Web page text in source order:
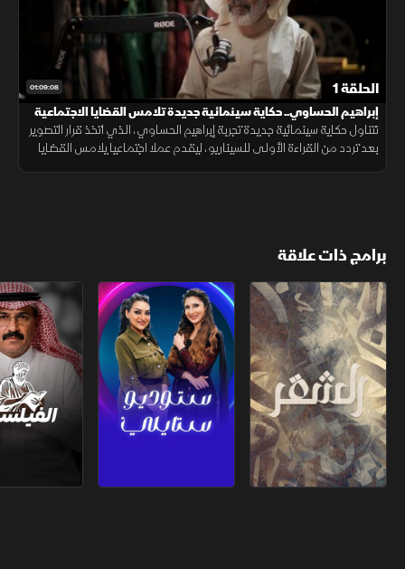
01:09:08 الحلقة 1
إبراهيم الحساوي.. حكاية سينمائية جديدة تلامس القضايا الاجتماعية
تتناول حكاية سينمائية جديدة تجربة إبراهيم الحساوي، الذي اتخذ قرار التصوير
بعد تردد من القراءة الأولى للسيناريو، ليقدم عملا اجتماعيا يلامس القضايا
برامج ذات علاقة
الشقر ستوديو ستايلي الفيلسوف